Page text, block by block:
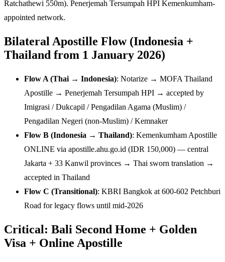
Ratchathewi 550m). Penerjemah Tersumpah HPI Kemenkumham-
appointed network.
Bilateral Apostille Flow (Indonesia +
Thailand from 1 January 2026)
Flow A (Thai → Indonesia): Notarize → MOFA Thailand
Apostille → Penerjemah Tersumpah HPI → accepted by
Imigrasi / Dukcapil / Pengadilan Agama (Muslim) /
Pengadilan Negeri (non-Muslim) / Kemnaker
Flow B (Indonesia → Thailand): Kemenkumham Apostille
ONLINE via apostille.ahu.go.id (IDR 150,000) — central
Jakarta + 33 Kanwil provinces → Thai sworn translation →
accepted in Thailand
Flow C (Transitional): KBRI Bangkok at 600-602 Petchburi
Road for legacy flows until mid-2026
Critical: Bali Second Home + Golden
Visa + Online Apostille